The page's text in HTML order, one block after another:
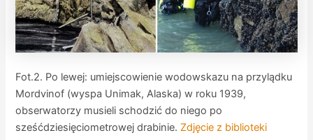
Fot.2. Po lewej: umiejscowienie wodowskazu na przylądku
Mordvinof (wyspa Unimak, Alaska) w roku 1939,
obserwatorzy musieli schodzić do niego po
sześćdziesięciometrowej drabinie. Zdjęcie z biblioteki